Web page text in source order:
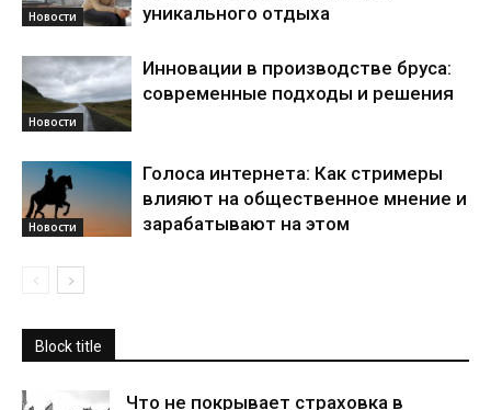
Новости
уникального отдыха
Новости
Инновации в производстве бруса:
современные подходы и решения
Новости
Голоса интернета: Как стримеры
влияют на общественное мнение и
зарабатывают на этом
Block title
Что не покрывает страховка в